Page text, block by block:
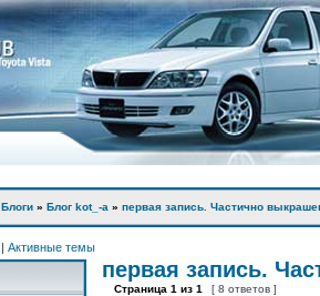
Блоги » Блог kot_-а » первая запись. Частично
| Активные темы
первая запись.
Страница 1 из 1 [ 8 ответов ]